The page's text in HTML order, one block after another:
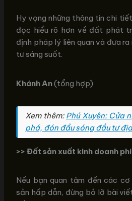
Hy vọng những thông tin chi
đọc hiểu rõ hơn về đất phát
định pháp lý liên quan và đưa
tư sáng suốt.
Khánh An(tổng hợp)
Xem thêm: Phú Xuyên: Cửa
phá, đón đầu sóng đầu tư
>> Đất sản xuất kinh doanh
Nếu bạn quan tâm đến các
sản hấp dẫn, đừng bỏ lỡ bài